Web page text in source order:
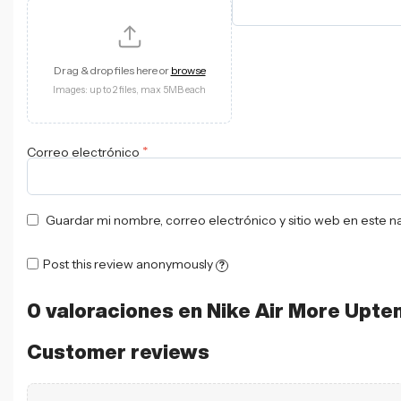
0 valoraciones en Nike Air More
Customer reviews
Drag & drop files here or browse
Images: up to 2 files, max 5MB each
Correo electrónico *
Guardar mi nombre, correo electrónico y sitio web en este
Post this review anonymously ?